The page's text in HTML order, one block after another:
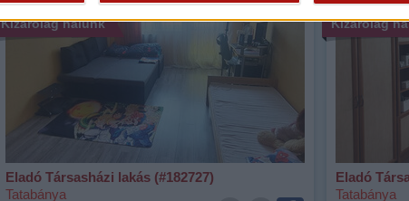
Kizárólag nálunk
Eladó Társasházi lakás (#182727)
Tatabánya
Kizárólag
Eladó
Tatabánya